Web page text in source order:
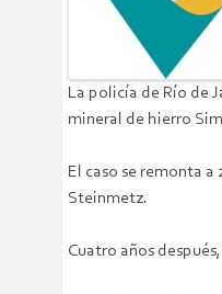
La policía de Río de
mineral de hierro
El caso se remonta
Steinmetz.
Cuatro años